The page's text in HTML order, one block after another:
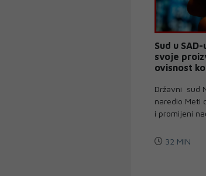
Sud u
svoje
ovisnost
Državni sud
naredio Meti
i promijeni
32 MIN